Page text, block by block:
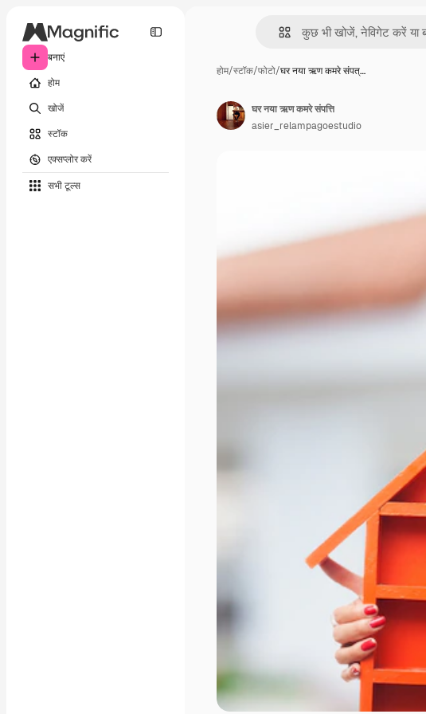
बनाएं
होम
खोजें
स्टॉक
एक्सप्लोर करें
सभी टूल्‍स
होम/स्टॉक/फोटो/घर नया ऋण कमरे संपत्…
घर नया ऋण कमरे संपत्ति
asier_relampagoestudio